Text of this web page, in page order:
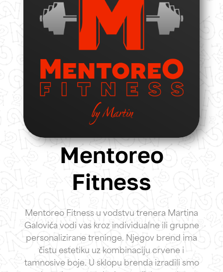
Mentoreo
Fitness
Mentoreo Fitness u vodstvu trenera Martina
Galovića vodi vas kroz individualne ili grupne
personalizirane treninge. Njegov brend ima
čistu estetiku uz kombinaciju crvene i
tamnosive boje. U sklopu brenda izradili smo